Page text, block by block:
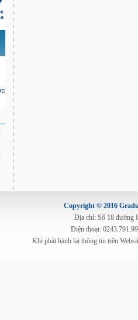
Copyright © 2016
Địa chỉ: Số 18 đường
Điện thoại:
Khi phát hành lại thông tin trên